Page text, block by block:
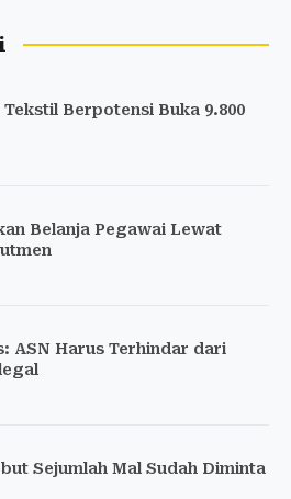
Berpotensi Buka 9.800
Belanja Pegawai Lewat
ASN Harus Terhindar dari
Sejumlah Mal Sudah Diminta